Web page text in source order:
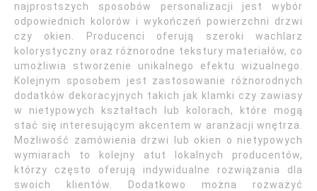
najprostszych sposobów personalizacji jest wybór
odpowiednich kolorów i wykończeń powierzchni drzwi
czy okien. Producenci oferują szeroki wachlarz
kolorystyczny oraz różnorodne tekstury materiałów, co
umożliwia stworzenie unikalnego efektu wizualnego.
Kolejnym sposobem jest zastosowanie różnorodnych
dodatków dekoracyjnych takich jak klamki czy zawiasy
w nietypowych kształtach lub kolorach, które mogą
stać się interesującym akcentem w aranżacji wnętrza.
Możliwość zamówienia drzwi lub okien o nietypowych
wymiarach to kolejny atut lokalnych producentów,
którzy często oferują indywidualne rozwiązania dla
swoich klientów. Dodatkowo można rozważyć